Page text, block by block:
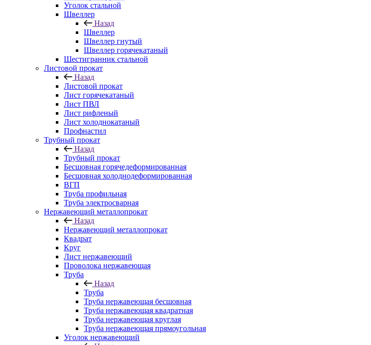
Уголок стальной
Швеллер
Назад
Швеллер
Швеллер гнутый
Швеллер горячекатаный
Шестигранник стальной
Листовой прокат
Назад
Листовой прокат
Лист горячекатаный
Лист ПВЛ
Лист рифленый
Лист холоднокатаный
Профнастил
Трубный прокат
Назад
Трубный прокат
Бесшовная горячедеформированная
Бесшовная холоднодеформированная
ВГП
Труба профильная
Труба электросварная
Нержавеющий металлопрокат
Назад
Нержавеющий металлопрокат
Квадрат
Круг
Лист нержавеющий
Проволока нержавеющая
Труба
Назад
Труба
Труба нержавеющая бесшовная
Труба нержавеющая квадратная
Труба нержавеющая круглая
Труба нержавеющая прямоугольная
Уголок нержавеющий